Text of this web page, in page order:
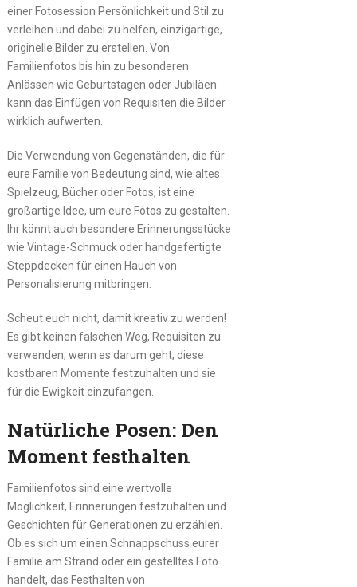
einer Fotosession Persönlichkeit und Stil zu
verleihen und dabei zu helfen, einzigartige,
originelle Bilder zu erstellen. Von
Familienfotos bis hin zu besonderen
Anlässen wie Geburtstagen oder Jubiläen
kann das Einfügen von Requisiten die Bilder
wirklich aufwerten.
Die Verwendung von Gegenständen, die für
eure Familie von Bedeutung sind, wie altes
Spielzeug, Bücher oder Fotos, ist eine
großartige Idee, um eure Fotos zu gestalten.
Ihr könnt auch besondere Erinnerungsstücke
wie Vintage-Schmuck oder handgefertigte
Steppdecken für einen Hauch von
Personalisierung mitbringen.
Scheut euch nicht, damit kreativ zu werden!
Es gibt keinen falschen Weg, Requisiten zu
verwenden, wenn es darum geht, diese
kostbaren Momente festzuhalten und sie
für die Ewigkeit einzufangen.
Natürliche Posen: Den
Moment festhalten
Familienfotos sind eine wertvolle
Möglichkeit, Erinnerungen festzuhalten und
Geschichten für Generationen zu erzählen.
Ob es sich um einen Schnappschuss eurer
Familie am Strand oder ein gestelltes Foto
handelt, das Festhalten von